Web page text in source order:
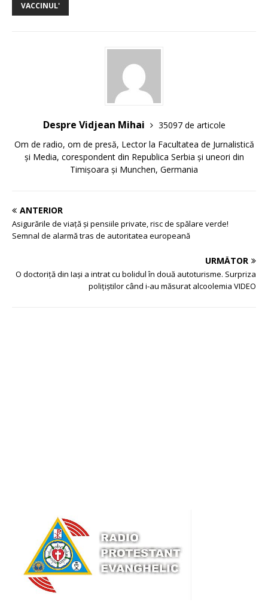
VACCINUL'
Despre Vidjean Mihai
35097 de articole
Om de radio, om de presă, Lector la Facultatea de Jurnalistică
și Media, corespondent din Republica Serbia și uneori din
Timișoara și Munchen, Germania
ANTERIOR
Asigurările de viață și pensiile private, risc de spălare verde!
Semnal de alarmă tras de autoritatea europeană
URMĂTOR
O doctoriță din Iași a intrat cu bolidul în două autoturisme. Surpriza
polițiștilor când i-au măsurat alcoolemia VIDEO